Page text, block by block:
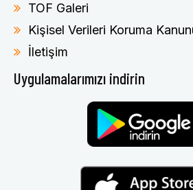
TOF Galeri
Kişisel Verileri Koruma
İletişim
Uygulamalarımızı indirin